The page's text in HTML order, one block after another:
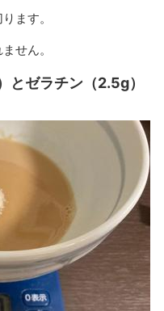
ます。
せん。
ゼラチン（2.5g）